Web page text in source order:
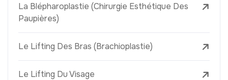
La Blépharoplastie (Chirurgie Esthétique Des
Paupières)
Le Lifting Des Bras (Brachioplastie)
Le Lifting Du Visage